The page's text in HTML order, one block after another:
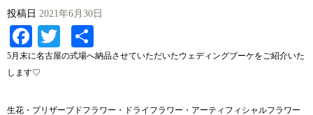
投稿日 2021年6月30日
Facebook
Twitter
有
5月末に名古屋の式場へ納品させていただいたウェディングブーケをご紹介いた
します♡
生花・プリザーブドフラワー・ドライフラワー・アーティフィシャルフラワー